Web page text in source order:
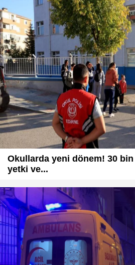
Okullarda yeni dönem! 30
yetki ve...